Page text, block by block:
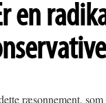
en
ræsonnement,